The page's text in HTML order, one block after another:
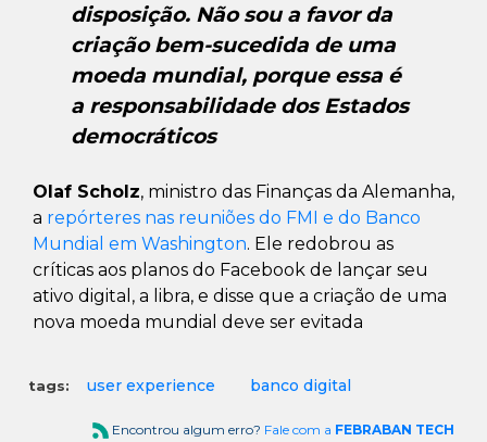
disposição. Não sou a favor da
criação bem-sucedida de uma
moeda mundial, porque essa é
a responsabilidade dos Estados
democráticos
Olaf Scholz, ministro das Finanças da Alemanha,
a repórteres nas reuniões do FMI e do Banco
Mundial em Washington. Ele redobrou as
críticas aos planos do Facebook de lançar seu
ativo digital, a libra, e disse que a criação de uma
nova moeda mundial deve ser evitada
tags: user experience banco digital
Encontrou algum erro? Fale com a FEBRABAN TECH